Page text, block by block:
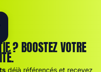
? BOOSTEZ VOTRE
déjà référencés et recevez